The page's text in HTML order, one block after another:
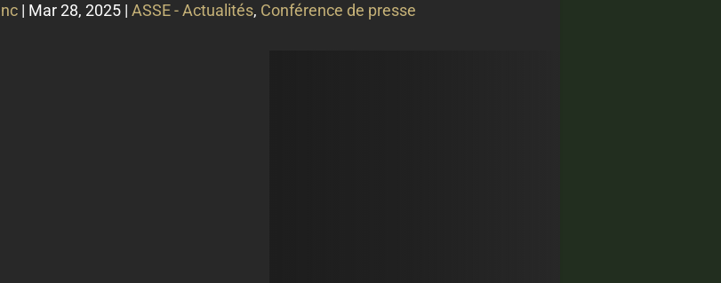
| Mar 28, 2025 | ASSE - Actualités, Conférence de presse